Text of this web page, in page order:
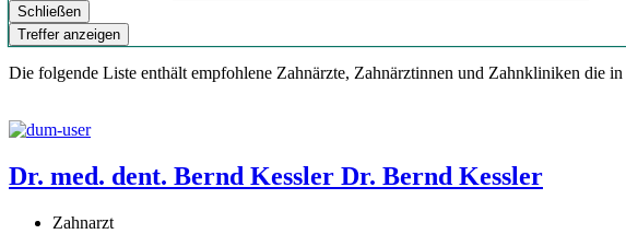
Schließen
Treffer anzeigen
Die folgende Liste enthält empfohlene Zahnärzte, Zahnärztinnen und Zahnkliniken die in
Dr. med. dent. Bernd Kessler Dr. Bernd Kessler
Zahnarzt